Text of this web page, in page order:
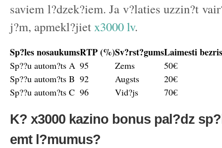
saviem l?dzek?iem. Ja v?laties uzzin?t
j?m, apmekl?jietx3000 lv.
Sp?les nosaukumsRTP (%)Sv?rst?gumsLaimesti
Sp??u autom?ts A 95 Zems
50€
Sp??u autom?ts B 92 Augsts
20€
Sp??u autom?ts C 96 Vid?js 70€
K? x3000 kazino bonus pal?dz
emt l?mumus?